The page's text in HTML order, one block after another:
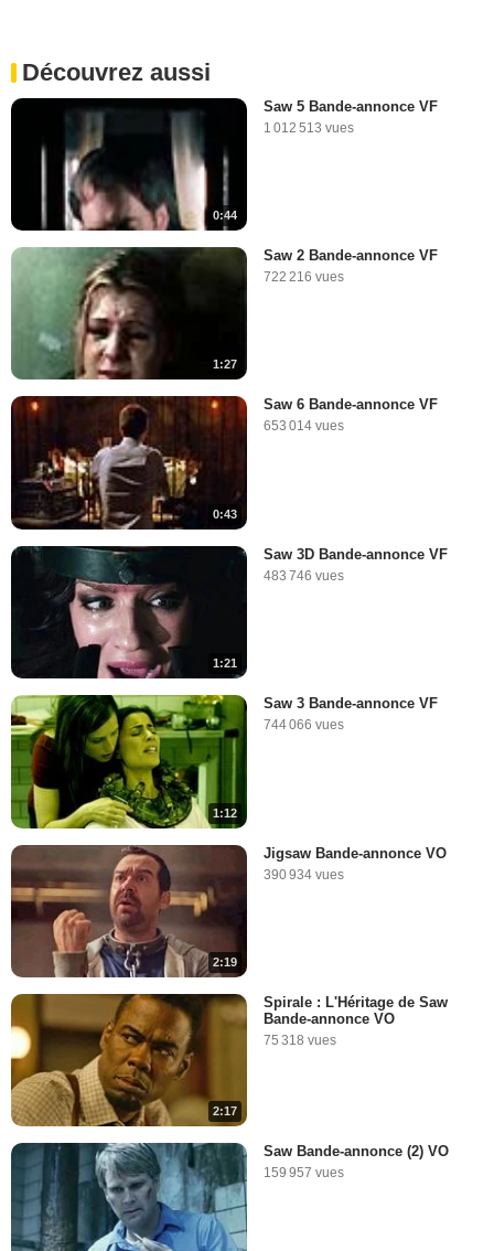
Découvrez aussi
0:44
Saw 5 Bande-annonce VF
1 012 513 vues
1:27
Saw 2 Bande-annonce VF
722 216 vues
0:43
Saw 6 Bande-annonce VF
653 014 vues
1:21
Saw 3D Bande-annonce VF
483 746 vues
1:12
Saw 3 Bande-annonce VF
744 066 vues
2:19
Jigsaw Bande-annonce VO
390 934 vues
2:17
Spirale : L'Héritage de Saw
Bande-annonce VO
75 318 vues
Saw Bande-annonce (2) VO
159 957 vues